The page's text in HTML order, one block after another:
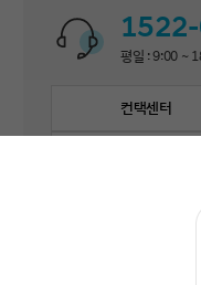
평일 : 9:00 ~
컨택센터